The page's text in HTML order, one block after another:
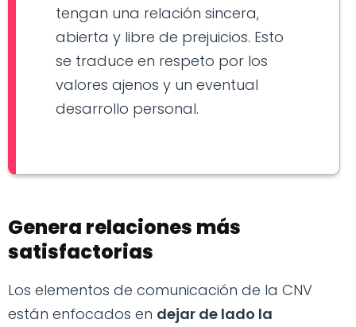
tengan una relación sincera,
abierta y libre de prejuicios. Esto
se traduce en respeto por los
valores ajenos y un eventual
desarrollo personal.
Genera relaciones más
satisfactorias
Los elementos de comunicación de la CNV
están enfocados en dejar de lado la